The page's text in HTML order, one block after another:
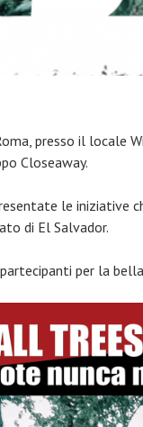
presso il locale
Closeaway.
le iniziative
di El Salvador.
per la